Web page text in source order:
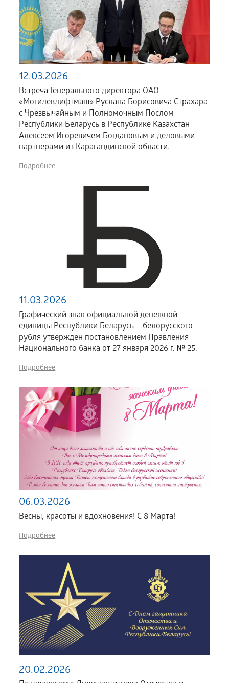
12.03.2026
Встреча Генерального директора ОАО
«Могилевлифтмаш» Руслана Борисовича Страхара
с Чрезвычайным и Полномочным Послом
Республики Беларусь в Республике Казахстан
Алексеем Игоревичем Богдановым и деловыми
партнерами из Карагандинской области.
Подробнее
11.03.2026
Графический знак официальной денежной
единицы Республики Беларусь – белорусского
рубля утвержден постановлением Правления
Национального банка от 27 января 2026 г. № 25.
Подробнее
06.03.2026
Весны, красоты и вдохновения! С 8 Марта!
Подробнее
20.02.2026